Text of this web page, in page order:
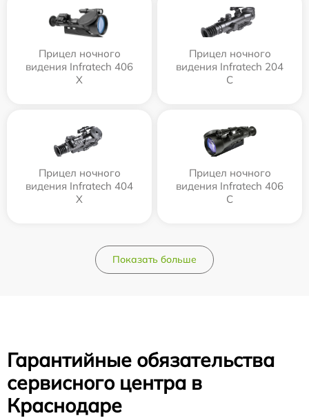
Прицел ночного
видения Infratech 406
Х
Прицел ночного
видения Infratech 204
С
Прицел ночного
видения Infratech 404
Х
Прицел ночного
видения Infratech 406
С
Показать больше
Гарантийные обязательства
сервисного центра в
Краснодаре